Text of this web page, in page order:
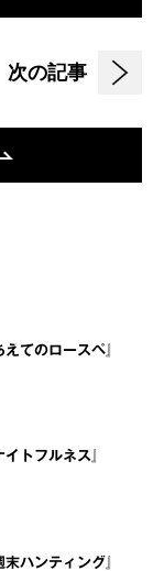
次の記事
てのロースペ』
トフルネス』
ハンティング』